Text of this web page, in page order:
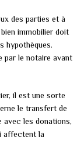
des parties et à
immobilier doit
hypothèques.
par le notaire avant
il est une sorte
le transfert de
avec les donations,
affectent la